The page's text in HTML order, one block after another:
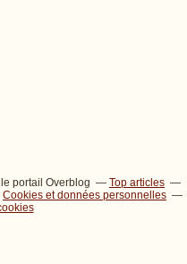
portail Overblog
Top articles
Cookies et données personnelles